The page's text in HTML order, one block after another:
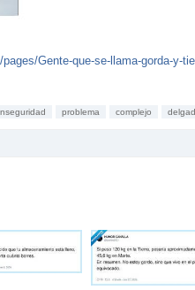
Gente-que-se-llama-gorda-y-
problema complejo